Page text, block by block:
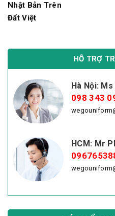
Nhật Bản Trên
Đất Việt
HỖ TRỢ
Hà Nội:
098 343
HCM: Mr